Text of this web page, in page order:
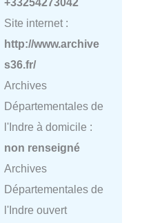
Site internet :
http://www.archive
s36.fr/
Archives
Départementales de
l'Indre à domicile :
non renseigné
Archives
Départementales de
l'Indre ouvert